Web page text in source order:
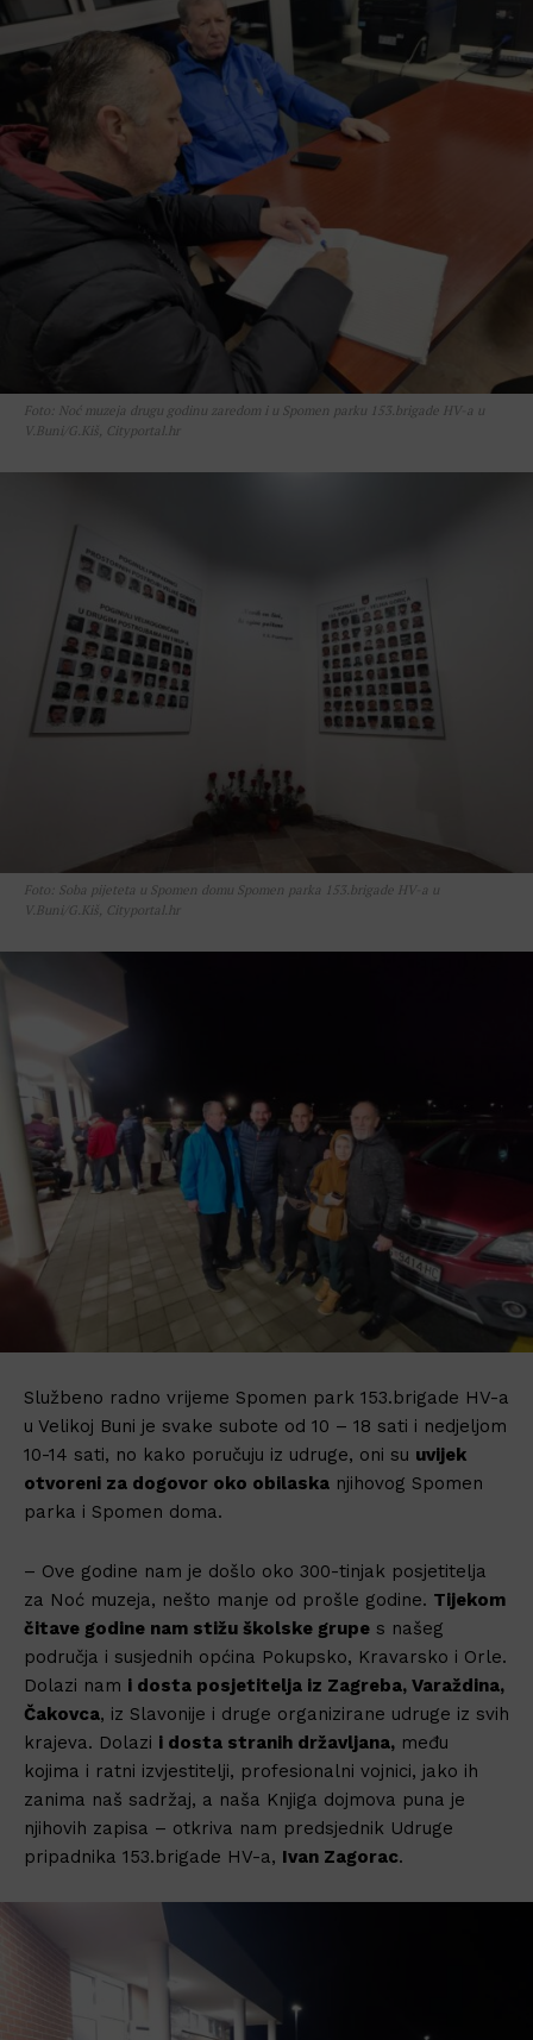
Foto: Noć muzeja drugu godinu zaredom i u Spomen parku 153.brigade HV-a u
V.Buni/G.Kiš, Cityportal.hr
Foto: Soba pijeteta u Spomen domu Spomen parka 153.brigade HV-a u
V.Buni/G.Kiš, Cityportal.hr
Službeno radno vrijeme Spomen park 153.brigade HV-a
u Velikoj Buni je svake subote od 10 – 18 sati i nedjeljom
10-14 sati, no kako poručuju iz udruge, oni su uvijek
otvoreni za dogovor oko obilaska njihovog Spomen
parka i Spomen doma.
– Ove godine nam je došlo oko 300-tinjak posjetitelja
za Noć muzeja, nešto manje od prošle godine. Tijekom
čitave godine nam stižu školske grupe s našeg
područja i susjednih općina Pokupsko, Kravarsko i Orle.
Dolazi nam i dosta posjetitelja iz Zagreba, Varaždina,
Čakovca, iz Slavonije i druge organizirane udruge iz svih
krajeva. Dolazi i dosta stranih državljana, među
kojima i ratni izvjestitelji, profesionalni vojnici, jako ih
zanima naš sadržaj, a naša Knjiga dojmova puna je
njihovih zapisa – otkriva nam predsjednik Udruge
pripadnika 153.brigade HV-a, Ivan Zagorac.